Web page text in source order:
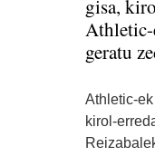
gisa,
Athletic-
geratu
Athletic-ek
kirol-